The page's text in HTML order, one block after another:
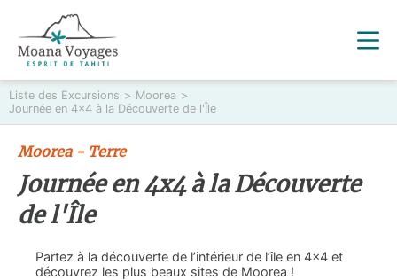
Liste des Excursions > Moorea >
Journée en 4x4 à la Découverte de l'Île
Moorea - Terre
Journée en 4x4 à la Découverte
de l'Île
Partez à la découverte de l’intérieur de l’île en 4×4 et
découvrez les plus beaux sites de Moorea !